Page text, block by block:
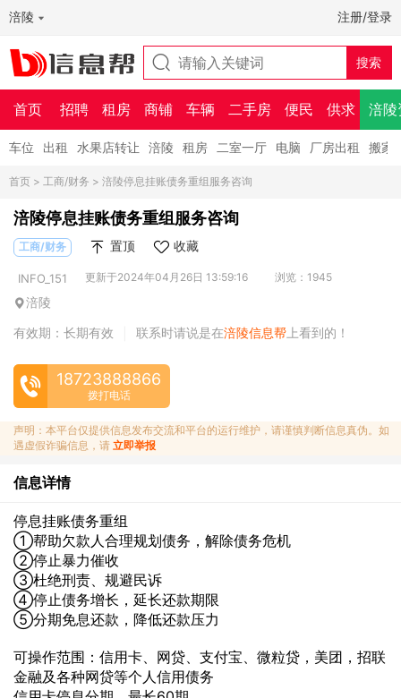
涪陵 注册/登录
首页 招聘 租房 商铺 车辆 二手房 便民 供求 涪陵
车位 出租 水果店转让 涪陵 租房 二室一厅 电脑 厂房出租 搬家
首页 > 工商/财务 > 涪陵停息挂账债务重组服务咨询
涪陵停息挂账债务重组服务咨询
工商/财务 置顶 收藏
INFO_151 更新于2024年04月26日 13:59:16 浏览：1945
涪陵
有效期：长期有效
联系时请说是在涪陵信息帮 上看到的！
18723888866
拨打电话
声明：本平台仅提供信息发布交流和平台的运行维护，请谨慎判断信息真伪。如
遇虚假诈骗信息，请 立即举报
信息详情
停息挂账债务重组
①帮助欠款人合理规划债务，解除债务危机
②停止暴力催收
③杜绝刑责、规避民诉
④停止债务增长，延长还款期限
⑤分期免息还款，降低还款压力
可操作范围：信用卡、网贷、支付宝、微粒贷，美团，招联
金融及各种网贷等个人信用债务